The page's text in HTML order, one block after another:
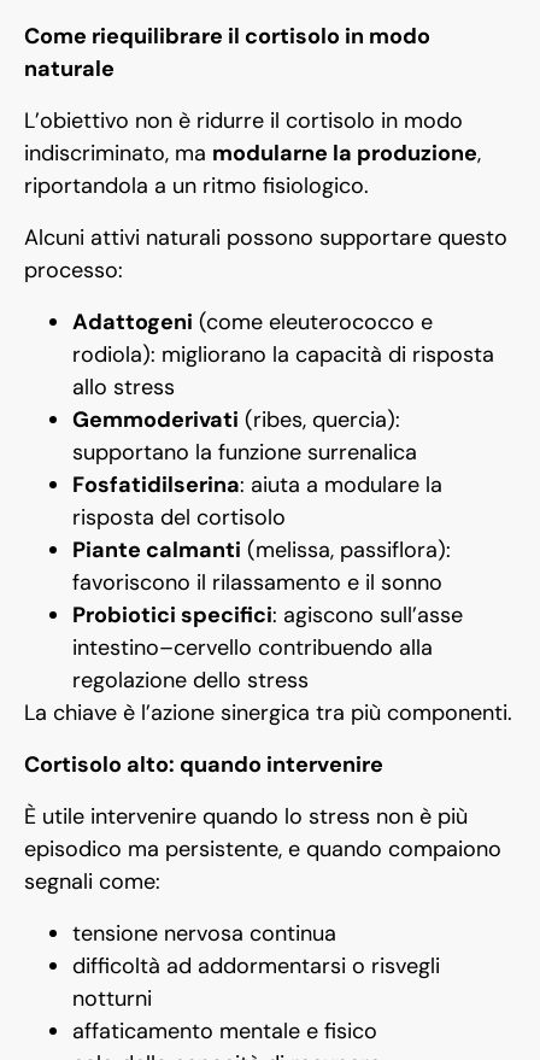
Come riequilibrare il cortisolo in modo
naturale
L’obiettivo non è ridurre il cortisolo in modo
indiscriminato, ma modularne la produzione,
riportandola a un ritmo fisiologico.
Alcuni attivi naturali possono supportare questo
processo:
Adattogeni (come eleuterococco e
rodiola): migliorano la capacità di risposta
allo stress
Gemmoderivati (ribes, quercia):
supportano la funzione surrenalica
Fosfatidilserina: aiuta a modulare la
risposta del cortisolo
Piante calmanti (melissa, passiflora):
favoriscono il rilassamento e il sonno
Probiotici specifici: agiscono sull’asse
intestino–cervello contribuendo alla
regolazione dello stress
La chiave è l’azione sinergica tra più componenti.
Cortisolo alto: quando intervenire
È utile intervenire quando lo stress non è più
episodico ma persistente, e quando compaiono
segnali come:
tensione nervosa continua
difficoltà ad addormentarsi o risvegli
notturni
affaticamento mentale e fisico